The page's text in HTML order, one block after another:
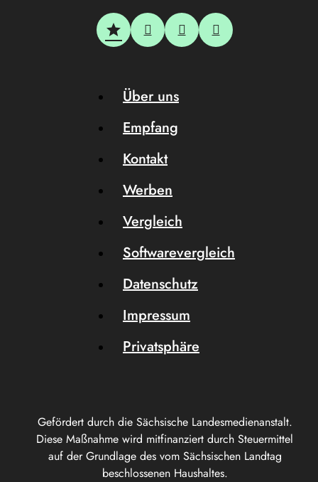
Gefördert durch die Sächsische Landesmedienanstalt.
Diese Maßnahme wird mitfinanziert durch Steuermittel
auf der Grundlage des vom Sächsischen Landtag
beschlossenen Haushaltes.
Über uns
Empfang
Kontakt
Werben
Vergleich
Softwarevergleich
Datenschutz
Impressum
Privatsphäre